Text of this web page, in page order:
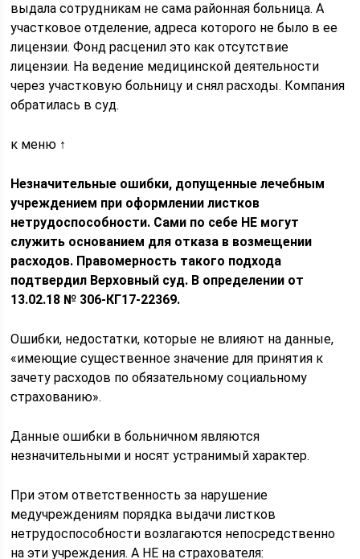
выдала сотрудникам не сама районная больница. А
участковое отделение, адреса которого не было в ее
лицензии. Фонд расценил это как отсутствие
лицензии. На ведение медицинской деятельности
через участковую больницу и снял расходы. Компания
обратилась в суд.
к меню ↑
Незначительные ошибки, допущенные лечебным
учреждением при оформлении листков
нетрудоспособности. Сами по себе НЕ могут
служить основанием для отказа в возмещении
расходов. Правомерность такого подхода
подтвердил Верховный суд. В определении от
13.02.18 № 306-КГ17-22369.
Ошибки, недостатки, которые не влияют на данные,
«имеющие существенное значение для принятия к
зачету расходов по обязательному социальному
страхованию».
Данные ошибки в больничном являются
незначительными и носят устранимый характер.
При этом ответственность за нарушение
медучреждениям порядка выдачи листков
нетрудоспособности возлагаются непосредственно
на эти учреждения. А НЕ на страхователя: